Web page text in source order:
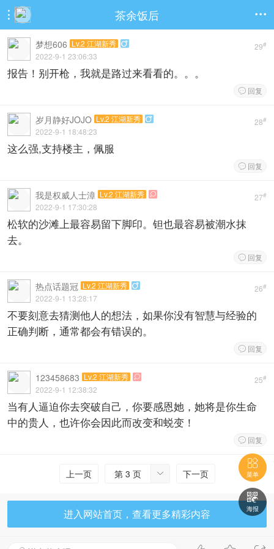
 茶余饭后 
29#
梦想606 Lv.2 江湖新秀 
2022-9-1 23:06:33
报告！别开枪，我就是路过来看看的。。。
 回复
28#
岁月静好JOJO Lv.2 江湖新秀 
2022-9-1 18:48:23
这么强,支持楼主，佩服
 回复
27#
我是权威人士漳 Lv.2 江湖新秀 
2022-9-1 17:30:28
松软的沙滩上最容易留下脚印。钽也最容易被潮水抹
去。
 回复
26#
热点话题冠 Lv.2 江湖新秀 
2022-9-1 13:28:17
不要刻意去猜测他人的想法，如果你没有智慧与经验的
正确判断，通常都会有错误的。
 回复
25#
123458683 Lv.2 江湖新秀 
2022-9-1 12:38:32
当有人逼迫你去突破自己，你要感恩她，她将是你生命
中的贵人，也许你会因此而改变和蜕变！
 回复
上一页 
第 3 页 下一页
进入网站首页，查看更多精彩内容

菜单

海报